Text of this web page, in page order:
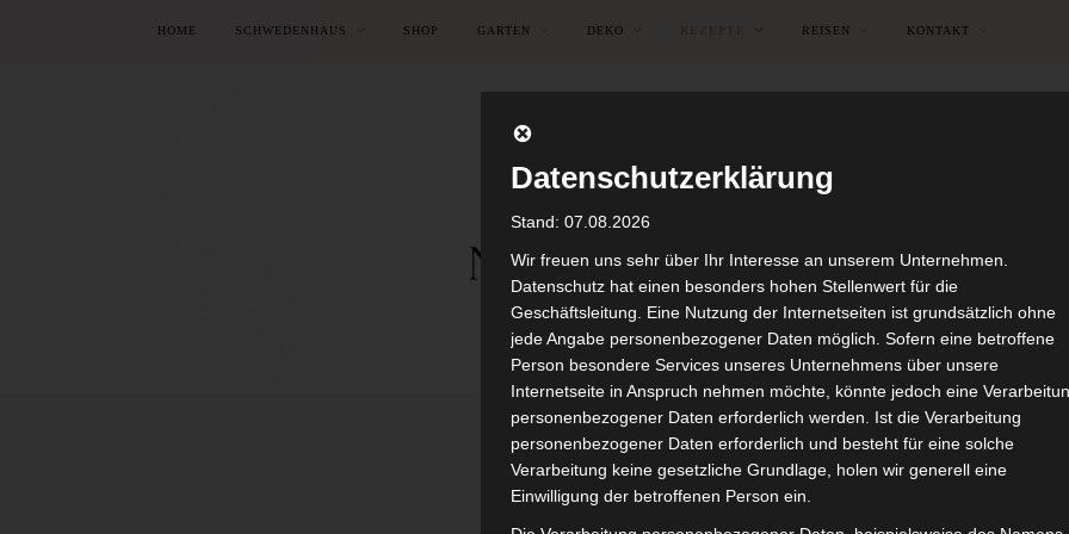
HOME SCHWEDENHAUS SHOP GARTEN DEKO REZEPTE REISEN KONTAKT
BROWSING CATEGORY
REZEPTE
Datenschutzerklärung
Stand: 07.08.2026
Wir freuen uns sehr über Ihr Interesse an unserem Unternehmen.
Datenschutz hat einen besonders hohen Stellenwert für die
Geschäftsleitung. Eine Nutzung der Internetseiten ist grundsätzlich ohne
jede Angabe personenbezogener Daten möglich. Sofern eine betroffene
Person besondere Services unseres Unternehmens über unsere
Internetseite in Anspruch nehmen möchte, könnte jedoch eine
personenbezogener Daten erforderlich werden. Ist die Verarbeitung
personenbezogener Daten erforderlich und besteht für eine solche
Verarbeitung keine gesetzliche Grundlage, holen wir generell eine
Einwilligung der betroffenen Person ein.